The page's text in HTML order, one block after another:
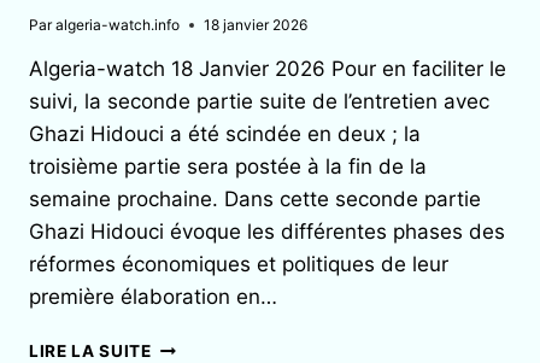
PARTIE)
Par algeria-watch.info 18 janvier 2026
Algeria-watch 18 Janvier 2026 Pour en faciliter le
suivi, la seconde partie suite de l’entretien avec
Ghazi Hidouci a été scindée en deux ; la
troisième partie sera postée à la fin de la
semaine prochaine. Dans cette seconde partie
Ghazi Hidouci évoque les différentes phases des
réformes économiques et politiques de leur
première élaboration en…
LIRE LA SUITEUN